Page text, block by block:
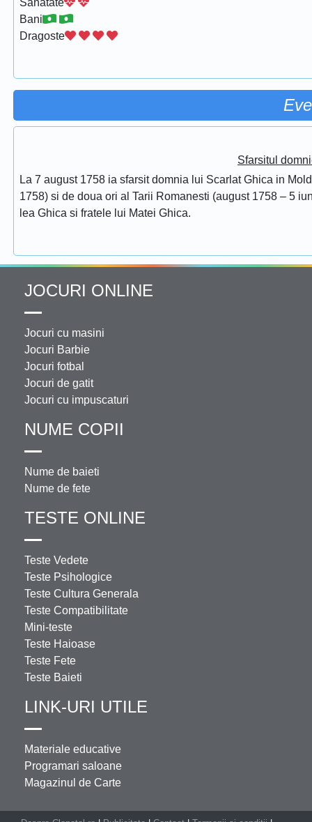
Sanatate
Bani
Dragoste
Sfarsitul
La 7 august 1758 ia sfarsit domnia lui Scarlat Ghica in
1758) si de doua ori al Tarii Romanesti (august 1758 – 5
lea Ghica si fratele lui Matei Ghica.
JOCURI ONLINE
Jocuri cu masini
Jocuri Barbie
Jocuri fotbal
Jocuri de gatit
Jocuri cu impuscaturi
NUME COPII
Nume de baieti
Nume de fete
TESTE ONLINE
Teste Vedete
Teste Psihologice
Teste Cultura Generala
Teste Compatibilitate
Mini-teste
Teste Haioase
Teste Fete
Teste Baieti
LINK-URI UTILE
Materiale educative
Programari saloane
Magazinul de Carte